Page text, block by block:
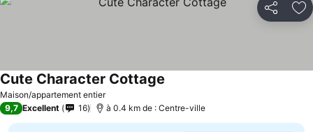
Partager
Maison/appartement entier
Cute Character Cottage
9,7 Excellent 16 à 0.4 km de : Centre-ville